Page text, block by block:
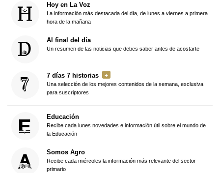
Hoy en La Voz
La información más destacada del día, de lunes a viernes a primera
hora de la mañana
Al final del día
Un resumen de las noticias que debes saber antes de acostarte
7 días 7 historias
Una selección de los mejores contenidos de la semana, exclusiva
para suscriptores
Educación
Recibe cada lunes novedades e información útil sobre el mundo de
la Educación
Somos Agro
Recibe cada miércoles la información más relevante del sector
primario